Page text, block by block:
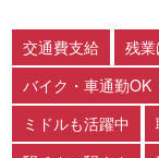
交通費支給
残
バイク・車通勤OK
ミドルも活躍中